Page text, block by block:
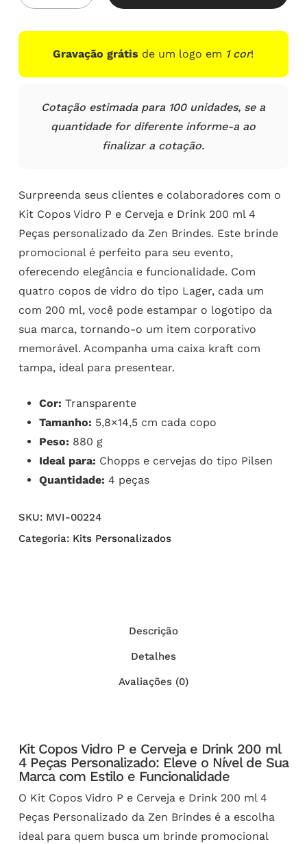
Gravação grátis de um logo em 1 cor!
Cotação estimada para 100 unidades, se a
quantidade for diferente informe-a ao
finalizar a cotação.
Surpreenda seus clientes e colaboradores com o
Kit Copos Vidro P e Cerveja e Drink 200 ml 4
Peças personalizado da Zen Brindes. Este brinde
promocional é perfeito para seu evento,
oferecendo elegância e funcionalidade. Com
quatro copos de vidro do tipo Lager, cada um
com 200 ml, você pode estampar o logotipo da
sua marca, tornando-o um item corporativo
memorável. Acompanha uma caixa kraft com
tampa, ideal para presentear.
Cor: Transparente
Tamanho: 5,8×14,5 cm cada copo
Peso: 880 g
Ideal para: Chopps e cervejas do tipo Pilsen
Quantidade: 4 peças
SKU: MVI-00224
Categoria: Kits Personalizados
Descrição
Detalhes
Avaliações (0)
Kit Copos Vidro P e Cerveja e Drink 200 ml
4 Peças Personalizado: Eleve o Nível de Sua
Marca com Estilo e Funcionalidade
O Kit Copos Vidro P e Cerveja e Drink 200 ml 4
Peças Personalizado da Zen Brindes é a escolha
ideal para quem busca um brinde promocional